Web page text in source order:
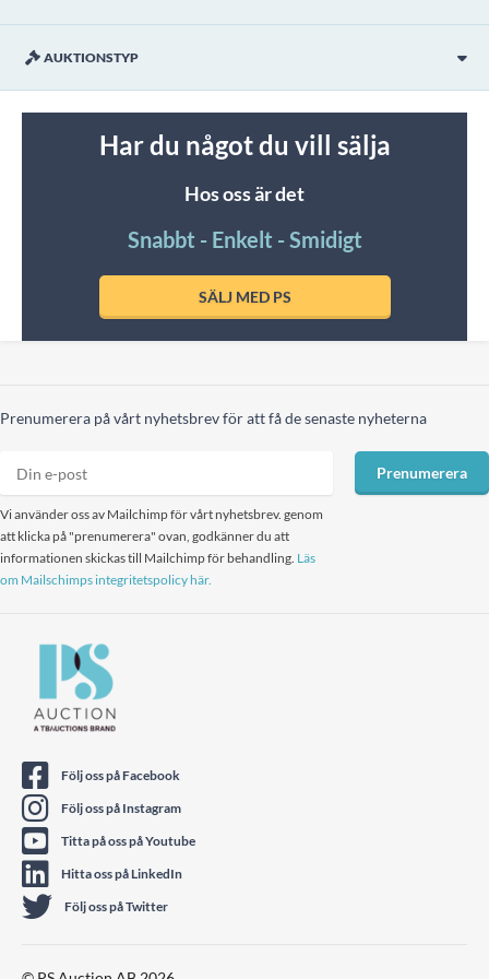
AUKTIONSTYP
Har du något du vill sälja
Hos oss är det
Snabbt - Enkelt - Smidigt
SÄLJ MED PS
Prenumerera på vårt nyhetsbrev för att få de senaste nyheterna
Vi använder oss av Mailchimp för vårt nyhetsbrev. genom
att klicka på "prenumerera" ovan, godkänner du att
informationen skickas till Mailchimp för behandling. Läs
om Mailschimps integritetspolicy här.
Prenumerera
Följ oss på Facebook
Följ oss på Instagram
Titta på oss på Youtube
Hitta oss på LinkedIn
Följ oss på Twitter